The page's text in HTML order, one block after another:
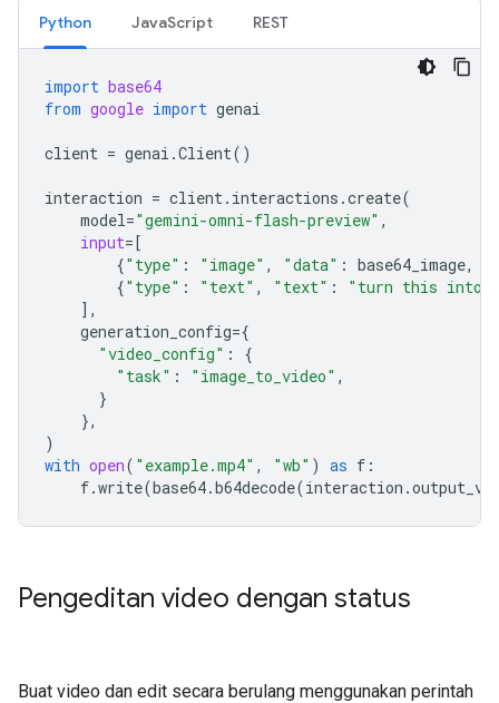
Python JavaScript REST
import base64
from google import genai
client = genai .Client()
interaction = client. interactions .create(
model="gemini-omni-flash-preview" ,
input=[
{"type" : "image" , "data" : base64_image,
{"type" : "text" , "text" :
"turn this into
],
generation_config={
"video_config" :
{
"task" : "image_to_video" ,
}
},
)
with open( "example.mp4" , "wb" ) as f :
f.write(base64.b64decode(interaction .
Pengeditan video dengan status
Buat video dan edit secara berulang menggunakan perintah